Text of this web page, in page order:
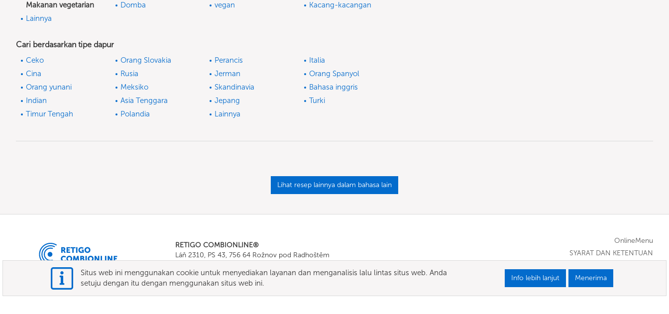
Makanan vegetarian
Domba vegan
Kacang-kacangan
Lainnya
Cari berdasarkan tipe dapur
Ceko Orang Slovakia Perancis
Italia
Cina
Rusia Jerman
Orang Spanyol
Orang yunani
Meksiko Skandinavia
Bahasa inggris
Indian
Asia Tenggara Jepang
Turki
Timur Tengah
Polandia Lainnya
Lihat resep lainnya dalam bahasa lain
RETIGO COMBIONLINE®
Láň 2310, PS 43, 756 64 Rožnov pod Radhoštěm
E-mail: info@combionline.com
OnlineMenu
SYARAT DAN KETENTUAN
Situs web ini menggunakan cookie untuk menyediakan layanan dan menganalisis lalu lintas situs web. Anda
setuju dengan itu dengan menggunakan situs web ini.
Info lebih lanjut Menerima